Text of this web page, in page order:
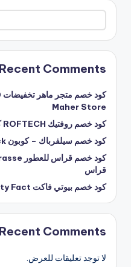
البحث
Recent Comments
Maher Store
كود خصم روفتيك ROFTECH كوبون خصم روفتيك
كود خصم سيلفرباك – كوبون Silverback
قراس
كود خصم بيوتي فاكت Beauty Fact حتى 30%
Recent Comments
لا توجد تعليقات للعرض.